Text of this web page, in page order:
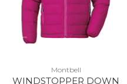
Montbell
WINDSTOPPER DOWN